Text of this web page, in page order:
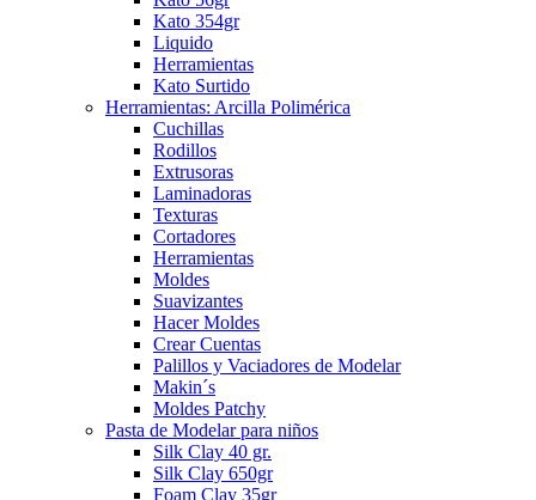
Kato 354gr
Liquido
Herramientas
Kato Surtido
Herramientas: Arcilla Polimérica
Cuchillas
Rodillos
Extrusoras
Laminadoras
Texturas
Cortadores
Herramientas
Moldes
Suavizantes
Hacer Moldes
Crear Cuentas
Palillos y Vaciadores de Modelar
Makin´s
Moldes Patchy
Pasta de Modelar para niños
Silk Clay 40 gr.
Silk Clay 650gr
Foam Clay 35gr